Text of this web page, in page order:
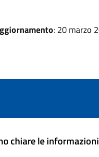
: 20 marzo
chiare le